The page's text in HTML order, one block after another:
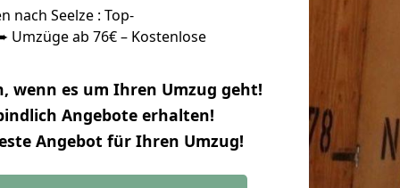
nach Seelze : Top-
ab 76€ – Kostenlose
wenn es um Ihren Umzug geht!
Angebote erhalten!
Angebot für Ihren Umzug!